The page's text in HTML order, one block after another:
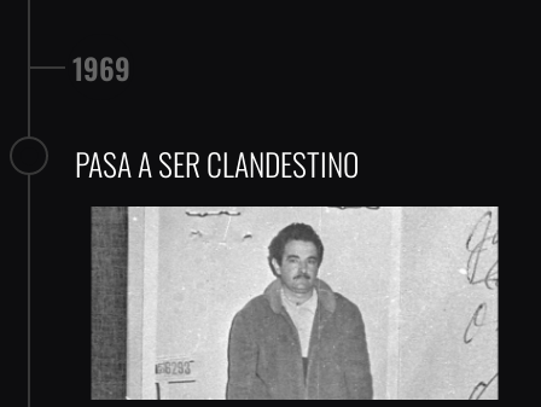
1969
PASA A SER CLANDESTINO